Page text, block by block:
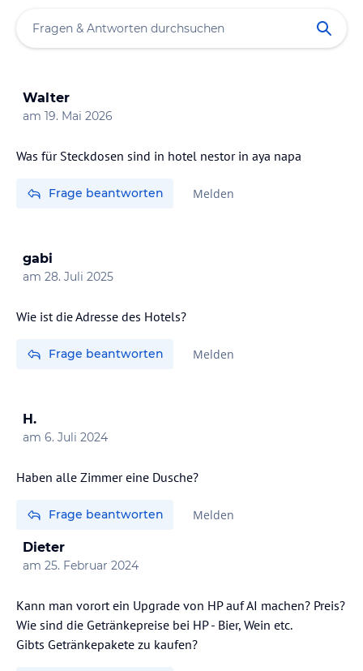
Walter
am 19. Mai 2026
Was für Steckdosen sind in hotel nestor in aya napa
Frage beantworten Melden
gabi
am 28. Juli 2025
Wie ist die Adresse des Hotels?
Frage beantworten Melden
H.
am 6. Juli 2024
Haben alle Zimmer eine Dusche?
Frage beantworten Melden
Dieter
am 25. Februar 2024
Kann man vorort ein Upgrade von HP auf AI machen? Preis?
Wie sind die Getränkepreise bei HP - Bier, Wein etc.
Gibts Getränkepakete zu kaufen?